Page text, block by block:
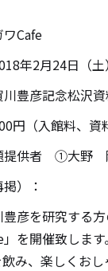
Cafe
年2月24日（土
彦記念松沢資
（入館料、資
供者 ①大野 剛
）：
彦を研究する
」を開催致しま
み、楽しくお